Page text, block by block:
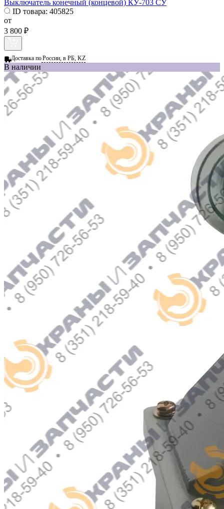
Выключатель конечный (концевой) КУ-703 СУ
ID товара: 405825
от
3 800 ₽
Доставка поРоссии, в РБ, KZ
В наличии